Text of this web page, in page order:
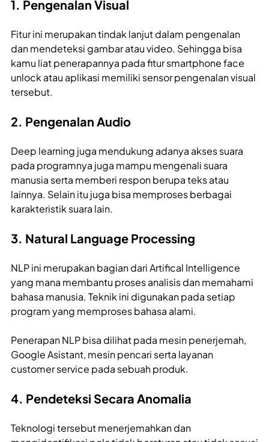
1. Pengenalan Visual
Fitur ini merupakan tindak lanjut dalam pengenalan
dan mendeteksi gambar atau video. Sehingga bisa
kamu liat penerapannya pada fitur smartphone face
unlock atau aplikasi memiliki sensor pengenalan visual
tersebut.
2. Pengenalan Audio
Deep learning juga mendukung adanya akses suara
pada programnya juga mampu mengenali suara
manusia serta memberi respon berupa teks atau
lainnya. Selain itu juga bisa memproses berbagai
karakteristik suara lain.
3. Natural Language Processing
NLP ini merupakan bagian dari Artifical Intelligence
yang mana membantu proses analisis dan memahami
bahasa manusia. Teknik ini digunakan pada setiap
program yang memproses bahasa alami.
Penerapan NLP bisa dilihat pada mesin penerjemah,
Google Asistant, mesin pencari serta layanan
customer service pada sebuah produk.
4. Pendeteksi Secara Anomalia
Teknologi tersebut menerjemahkan dan